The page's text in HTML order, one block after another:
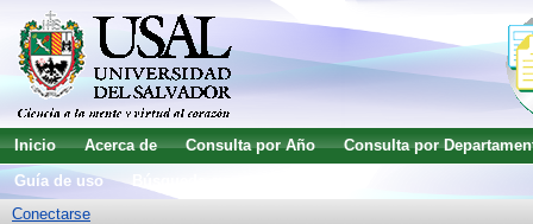
Inicio Acerca de Consulta por Año
Consulta por
Guía de uso
Conectarse